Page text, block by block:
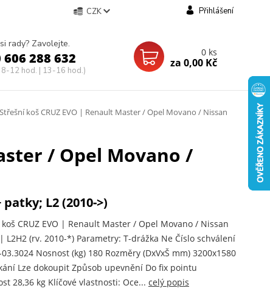
CZK Přihlášení
rady? Zavolejte.
606 288 632
8-12 hod. | 13-16 hod.)
0 ks
za 0,00 Kč
Střešní koš CRUZ EVO | Renault Master / Opel Movano / Nissan
/ Opel Movano /
patky; L2 (2010->)
CRUZ EVO | Renault Master / Opel Movano / Nissan
L2H2 (rv. 2010-*) Parametry: T-drážka Ne Číslo schválení
03.3024 Nosnost (kg) 180 Rozměry (DxVxŠ mm) 3200x1580
Lze dokoupit Způsob upevnění Do fix pointu
28,36 kg Klíčové vlastnosti: Oce... celý popis